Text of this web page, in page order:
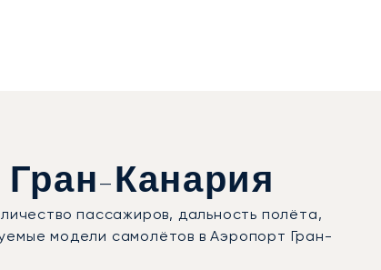
Канария
пассажиров, дальность полёта,
модели самолётов в Аэропорт Гран-